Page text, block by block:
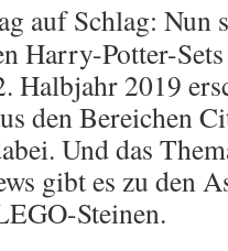
auf Schlag: Nun
Harry-Potter-
Halbjahr 2019
den Bereichen
Und das
gibt es zu den
Steinen.